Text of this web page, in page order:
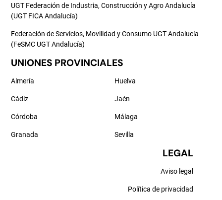
UGT Federación de Industria, Construcción y Agro Andalucía
(UGT FICA Andalucía)
Federación de Servicios, Movilidad y Consumo UGT Andalucía
(FeSMC UGT Andalucía)
UNIONES PROVINCIALES
Almería
Cádiz
Córdoba
Granada
Huelva
Jaén
Málaga
Sevilla
LEGAL
Aviso legal
Política de privacidad